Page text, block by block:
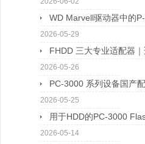
WD Marvell驱动器中的
2026-05-29
FHDD 三大专业适配器
2026-05-26
PC-3000 系列设备国产
2026-05-25
用于HDD的PC-3000
2026-05-14